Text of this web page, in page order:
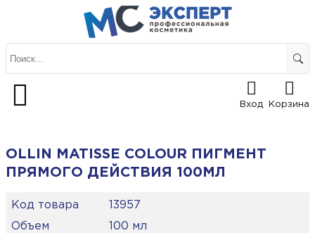
Вход Корзина
OLLIN MATISSE COLOUR ПИГМЕНТ
ПРЯМОГО ДЕЙСТВИЯ 100МЛ
Код товара
13957
Объем
100 мл